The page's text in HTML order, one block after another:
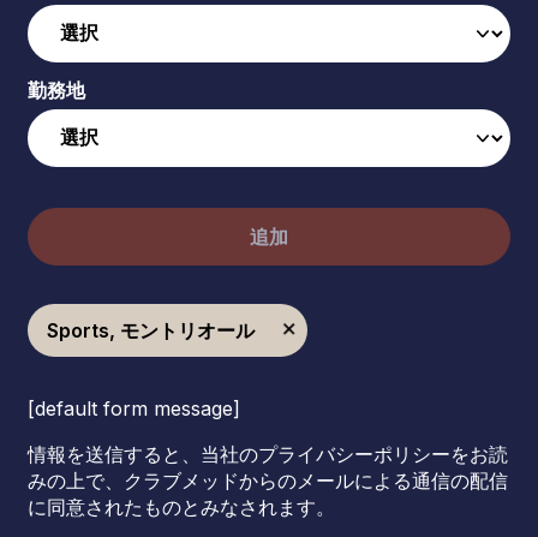
勤務地
追加
Sports, モントリオール
[default form message]
情報を送信すると、当社のプライバシーポリシーをお読
みの上で、クラブメッドからのメールによる通信の配信
に同意されたものとみなされます。